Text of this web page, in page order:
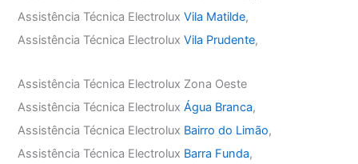
Assistência Técnica ElectroluxVila Matilde,
Assistência Técnica ElectroluxVila Prudente,
Assistência Técnica Electrolux Zona Oeste
Assistência Técnica ElectroluxÁgua Branca,
Assistência Técnica Electrolux Bairro do Limão,
Assistência Técnica Electrolux Barra Funda,